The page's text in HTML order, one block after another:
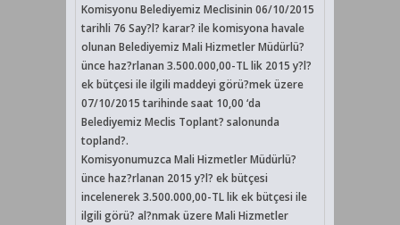
Komisyonu Belediyemiz Meclisinin 06/10/2015
tarihli 76 Say?l? karar? ile komisyona havale
olunan Belediyemiz Mali Hizmetler Müdürlü?
ünce haz?rlanan 3.500.000,00-TL lik 2015 y?l?
ek bütçesi ile ilgili maddeyi görü?mek üzere
07/10/2015 tarihinde saat 10,00 ‘da
Belediyemiz Meclis Toplant? salonunda
topland?.
Komisyonumuzca Mali Hizmetler Müdürlü?
ünce haz?rlanan 2015 y?l? ek bütçesi
incelenerek 3.500.000,00-TL lik ek bütçesi ile
ilgili görü? al?nmak üzere Mali Hizmetler